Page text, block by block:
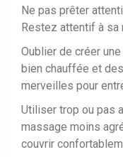
Ne pas prêter
Restez attentif à
Oublier de créer
bien chauffée et
merveilles pour
Utiliser trop ou pas
massage moins
couvrir